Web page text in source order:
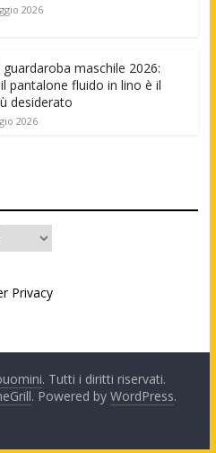
2026
guardaroba maschile 2026:
pantalone fluido in lino è il
desiderato
2026
Privacy
. Tutti i diritti riservati.
. Powered by WordPress.